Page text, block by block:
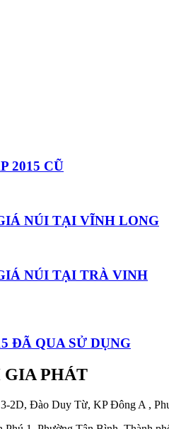
2015 CŨ
NÚI TẠI VĨNH LONG
NÚI TẠI TRÀ VINH
ĐÃ QUA SỬ DỤNG
GIA PHÁT
2D, Đào Duy Từ, KP Đông A ,